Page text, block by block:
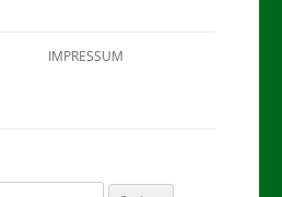
IMPRESSUM